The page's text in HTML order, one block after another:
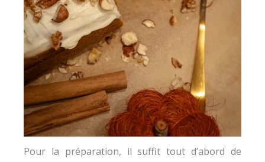
Pour la préparation, il suffit tout d’abord de